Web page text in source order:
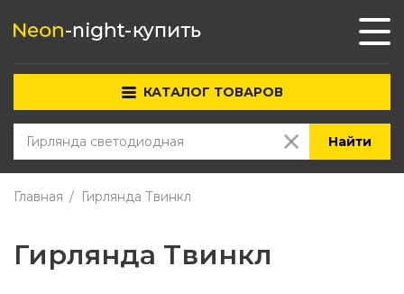
КАТАЛОГ ТОВАРОВ
Найти
Главная Гирлянда Твинкл
Гирлянда Твинкл